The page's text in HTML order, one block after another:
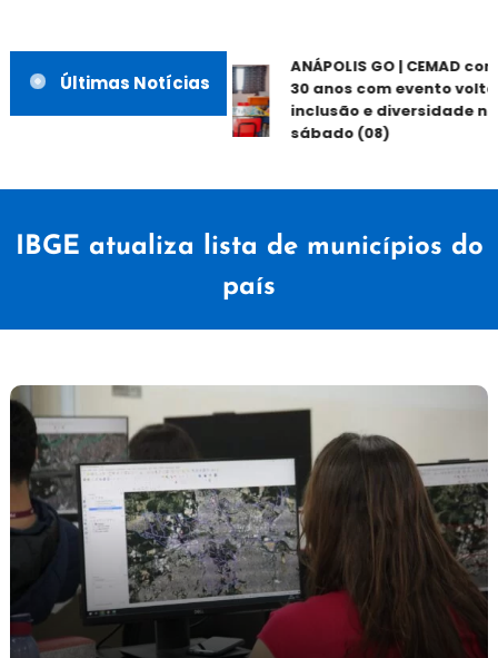
Últimas Notícias
ANÁPOLIS GO | CEMAD
30 anos com evento
inclusão e diversidade
sábado (08)
IBGE atualiza lista de municípios do
país